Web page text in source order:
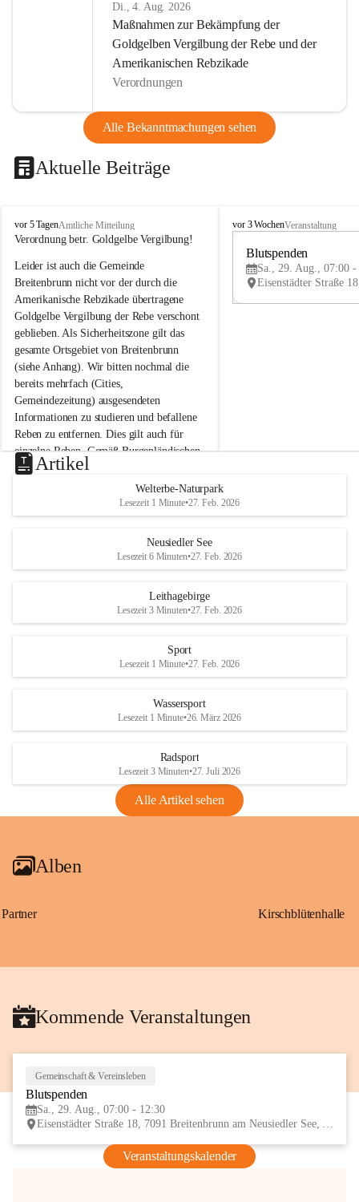
Di., 4. Aug. 2026
Maßnahmen zur Bekämpfung der
Goldgelben Vergilbung der Rebe und der
Amerikanischen Rebzikade
Verordnungen
Alle Bekanntmachungen sehen
Aktuelle Beiträge
B
r
i
t
e
n
b
r
u
n
n
a
m
N
e
u
s
d
S
vor 5 TagenAmtliche Mitteilung
Verordnung betr. Goldgelbe Vergilbung!
Leider ist auch die Gemeinde
Breitenbrunn nicht vor der durch die
Amerikanische Rebzikade übertragene
Goldgelbe Vergilbung der Rebe verschont
geblieben. Als Sicherheitszone gilt das
gesamte Ortsgebiet von Breitenbrunn
(siehe Anhang). Wir bitten nochmal die
bereits mehrfach (Cities,
Gemeindezeitung) ausgesendeten
Informationen zu studieren und befallene
Reben zu entfernen. Dies gilt auch für
einzelne Reben. Gemäß Burgenländischen
Weinbaugesetz sind nicht gepflegte oder
unzulässige Weingärten zu roden! Bitte
helfen wir zusammen um unsere Winzer
vor den prognostizierten Ernteausfällen
und den daraus folgenden wirtschaftlichen
Maßnahmen zur Bekämpfung
Rebe und der Amerikanischen
Anhang VBl. EU Nr. 18
1 Seite•1,4 MB
VBl. EU Nr. 18_2026
B
e
u
e
d
r
S
vor 3 WochenVeranstaltung
Blutspenden
Sa., 29. Aug., 07:00 -
Artikel
Welterbe-Naturpark
Lesezeit 1 Minute•27. Feb. 2026
Neusiedler See
Lesezeit 6 Minuten•27. Feb. 2026
Leithagebirge
Lesezeit 3 Minuten•27. Feb. 2026
Sport
Lesezeit 1 Minute•27. Feb. 2026
Wassersport
Lesezeit 1 Minute•26. März 2026
Radsport
Lesezeit 3 Minuten•27. Juli 2026
Alle Artikel sehen
Alben
Partner Kirschblütenhalle
Kommende Veranstaltungen
Gemeinschaft & Vereinsleben
Blutspenden
Sa., 29. Aug., 07:00 - 12:30
Eisenstädter Straße 18, 7091 Breitenbrunn am Neusiedler See, AUT
Veranstaltungskalender